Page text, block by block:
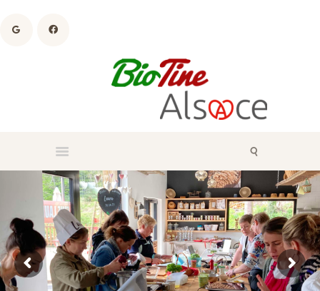
Escapade en montagne & Expérience culinaire